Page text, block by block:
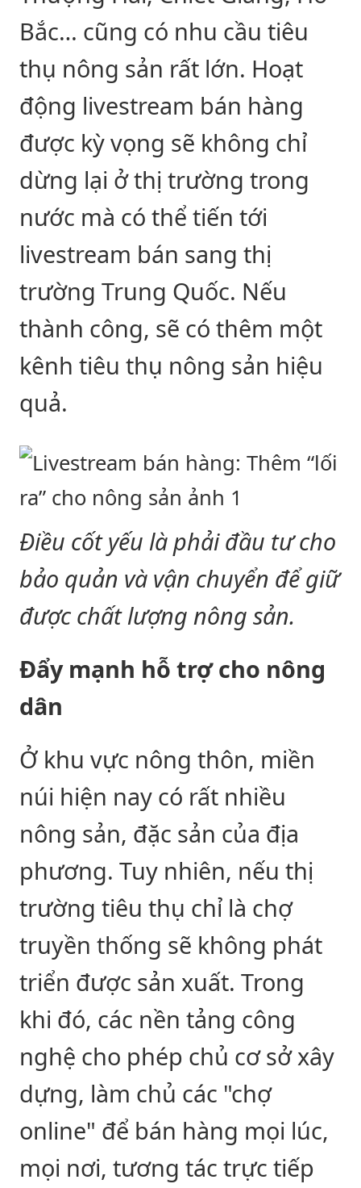
Bắc… cũng có nhu cầu tiêu
thụ nông sản rất lớn. Hoạt
động livestream bán hàng
được kỳ vọng sẽ không chỉ
dừng lại ở thị trường trong
nước mà có thể tiến tới
livestream bán sang thị
trường Trung Quốc. Nếu
thành công, sẽ có thêm một
kênh tiêu thụ nông sản hiệu
quả.
Điều cốt yếu là phải đầu tư cho
bảo quản và vận chuyển để giữ
được chất lượng nông sản.
Đẩy mạnh hỗ trợ cho nông
dân
Ở khu vực nông thôn, miền
núi hiện nay có rất nhiều
nông sản, đặc sản của địa
phương. Tuy nhiên, nếu thị
trường tiêu thụ chỉ là chợ
truyền thống sẽ không phát
triển được sản xuất. Trong
khi đó, các nền tảng công
nghệ cho phép chủ cơ sở xây
dựng, làm chủ các "chợ
online" để bán hàng mọi lúc,
mọi nơi, tương tác trực tiếp